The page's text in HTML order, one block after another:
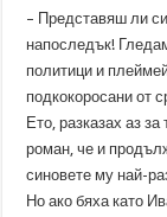
– Представяш ли
напоследък!
политици и
подкокоросани от
Ето, разказах аз
роман, че и
синовете му най-
Но ако бяха като